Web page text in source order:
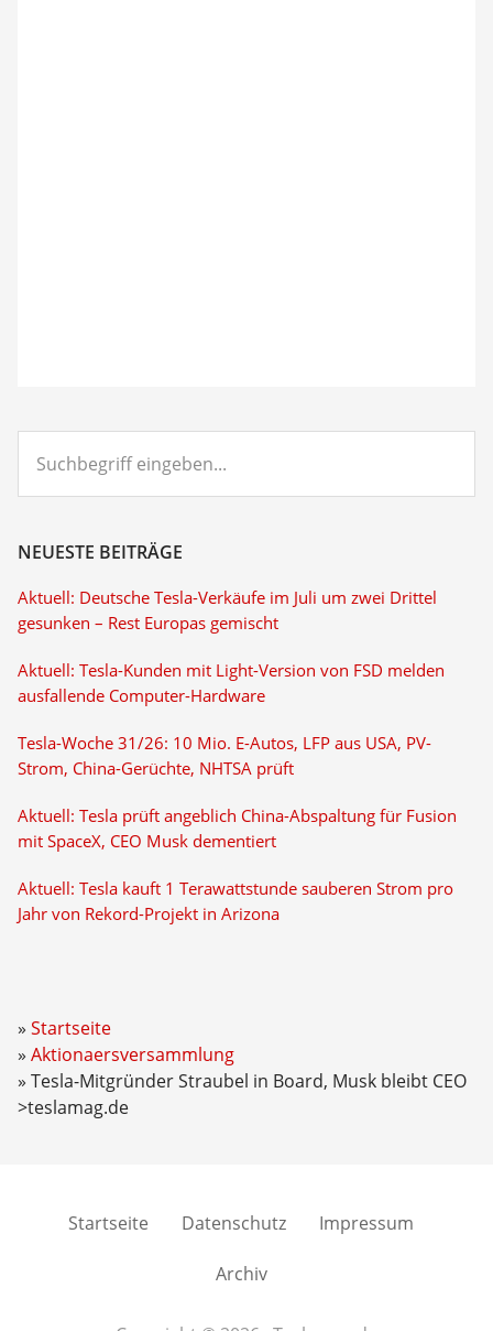
eingeben...
NEUESTE BEITRÄGE
Aktuell: Deutsche Tesla-Verkäufe im Juli um zwei Drittel
gesunken – Rest Europas gemischt
Aktuell: Tesla-Kunden mit Light-Version von FSD melden
ausfallende Computer-Hardware
Tesla-Woche 31/26: 10 Mio. E-Autos, LFP aus USA, PV-
Strom, China-Gerüchte, NHTSA prüft
Aktuell: Tesla prüft angeblich China-Abspaltung für Fusion
mit SpaceX, CEO Musk dementiert
Aktuell: Tesla kauft 1 Terawattstunde sauberen Strom pro
Jahr von Rekord-Projekt in Arizona
Startseite
Aktionaersversammlung
Tesla-Mitgründer Straubel in Board, Musk bleibt CEO
>teslamag.de
Startseite Datenschutz Impressum
Archiv